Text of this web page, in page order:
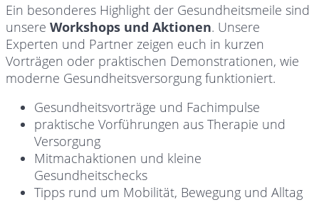
Ein besonderes Highlight der Gesundheitsmeile sind
unsere Workshops und Aktionen. Unsere
Experten und Partner zeigen euch in kurzen
Vorträgen oder praktischen Demonstrationen, wie
moderne Gesundheitsversorgung funktioniert.
Gesundheitsvorträge und Fachimpulse
praktische Vorführungen aus Therapie und
Versorgung
Mitmachaktionen und kleine
Gesundheitschecks
Tipps rund um Mobilität, Bewegung und Alltag